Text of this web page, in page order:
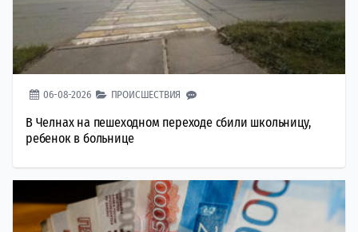
06-08-2026 ПРОИСШЕСТВИЯ
В Челнах на пешеходном переходе сбили школьницу,
ребенок в больнице